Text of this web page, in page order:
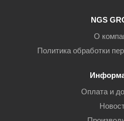
NGS
О
Политика обработки
Оплата и